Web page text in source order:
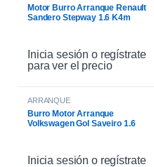
Motor Burro Arranque Renault
Sandero Stepway 1.6 K4m
Inicia sesión o regístrate
para ver el precio
ARRANQUE
Burro Motor Arranque
Volkswagen Gol Saveiro 1.6
Inicia sesión o regístrate